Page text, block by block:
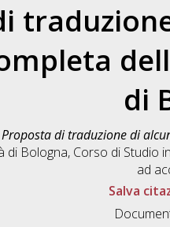
di
Proposta di traduzione di
di Bologna, Corso di Studio in
ad
Salva